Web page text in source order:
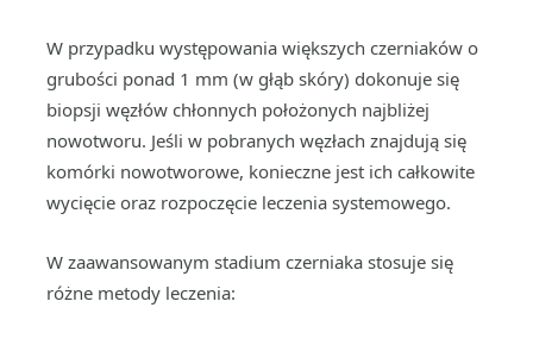
W przypadku występowania większych czerniaków o
grubości ponad 1 mm (w głąb skóry) dokonuje się
biopsji węzłów chłonnych położonych najbliżej
nowotworu. Jeśli w pobranych węzłach znajdują się
komórki nowotworowe, konieczne jest ich całkowite
wycięcie oraz rozpoczęcie leczenia systemowego.
W zaawansowanym stadium czerniaka stosuje się
różne metody leczenia: